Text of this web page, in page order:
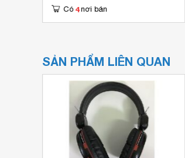
Có 4 nơi bán
SẢN PHẨM LIÊN QUAN